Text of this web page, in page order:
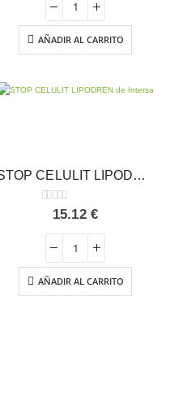
AÑADIR AL CARRITO
STOP CELULIT LIPODREN – Intersa
out of 5
15.12 €
AÑADIR AL CARRITO